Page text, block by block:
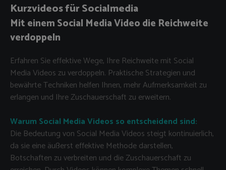
Kurzvideos für Socialmedia
Mit einem Social Media Video die Reichweite
verdoppeln
Erfahren Sie effektive Wege, Ihre Reichweite mit Social
Media Videos zu verdoppeln. Praktische Strategien und
bewährte Techniken helfen Ihnen, mehr Aufmerksamkeit zu
erlangen und Ihre Zuschauerschaft zu erweitern.
Warum Social Media Videos so entscheidend sind:
Die Bedeutung von Social Media Videos steigt kontinuierlich,
da sie eine äußerst effektive Methode darstellen,
Botschaften zu verbreiten und die Zuschauerschaft zu